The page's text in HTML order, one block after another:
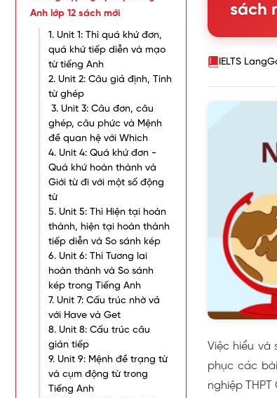
Anh lớp 12 sách mới
1. Unit 1: Thì quá khứ đơn,
quá khứ tiếp diễn và mạo
từ tiếng Anh
2. Unit 2: Câu giả định, Tính
từ ghép
3. Unit 3: Câu đơn, câu
ghép, câu phức và Mệnh
đề quan hệ với Which
4. Unit 4: Quá khứ đơn -
Quá khứ hoàn thành và
Giới từ đi với một số động
từ
5. Unit 5: Thì Hiện tại hoàn
thành, hiện tại hoàn thành
tiếp diễn và So sánh kép
6. Unit 6: Thì Tương lai
hoàn thành và So sánh
kép trong Tiếng Anh
7. Unit 7: Cấu trúc nhờ vả
với Have và Get
8. Unit 8: Cấu trúc câu
gián tiếp
9. Unit 9: Mệnh đề trạng từ
và cụm động từ trong
Tiếng Anh
sách
IELTS
Việc hiểu và
phục các
nghiệp THPT